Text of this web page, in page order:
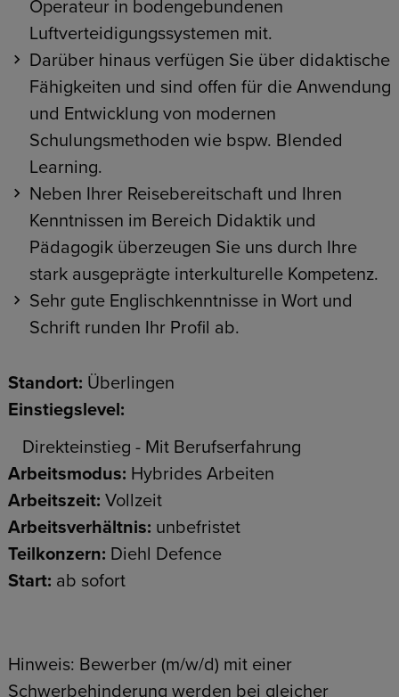
Operateur in bodengebundenen
Luftverteidigungssystemen mit.
Darüber hinaus verfügen Sie über didaktische
Fähigkeiten und sind offen für die Anwendung
und Entwicklung von modernen
Schulungsmethoden wie bspw. Blended
Learning.
Neben Ihrer Reisebereitschaft und Ihren
Kenntnissen im Bereich Didaktik und
Pädagogik überzeugen Sie uns durch Ihre
stark ausgeprägte interkulturelle Kompetenz.
Sehr gute Englischkenntnisse in Wort und
Schrift runden Ihr Profil ab.
Standort: Überlingen
Einstiegslevel:
Direkteinstieg - Mit Berufserfahrung
Arbeitsmodus: Hybrides Arbeiten
Arbeitszeit: Vollzeit
Arbeitsverhältnis: unbefristet
Teilkonzern: Diehl Defence
Start: ab sofort
Hinweis: Bewerber (m/w/d) mit einer
Schwerbehinderung werden bei gleicher